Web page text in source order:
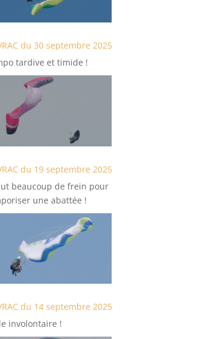
du 30 septembre 2025
tardive et timide !
du 19 septembre 2025
beaucoup de frein pour
une abattée !
du 14 septembre 2025
involontaire !